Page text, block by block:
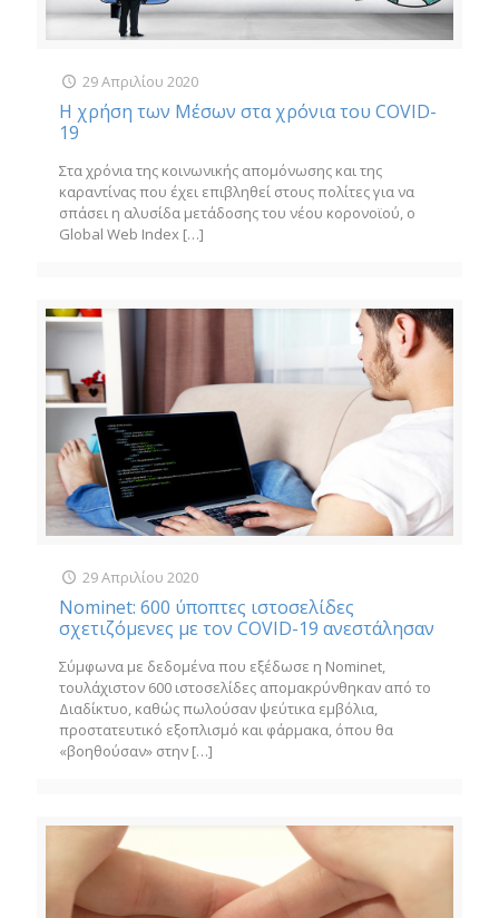
29 Απριλίου 2020
Η χρήση των Μέσων στα χρόνια του COVID-
19
Στα χρόνια της κοινωνικής απομόνωσης και της
καραντίνας που έχει επιβληθεί στους πολίτες για να
σπάσει η αλυσίδα μετάδοσης του νέου κορονοϊού, ο
Global Web Index […]
29 Απριλίου 2020
Nominet: 600 ύποπτες ιστοσελίδες
σχετιζόμενες με τον COVID-19 ανεστάλησαν
Σύμφωνα με δεδομένα που εξέδωσε η Nominet,
τουλάχιστον 600 ιστοσελίδες απομακρύνθηκαν από το
Διαδίκτυο, καθώς πωλούσαν ψεύτικα εμβόλια,
προστατευτικό εξοπλισμό και φάρμακα, όπου θα
«βοηθούσαν» στην […]